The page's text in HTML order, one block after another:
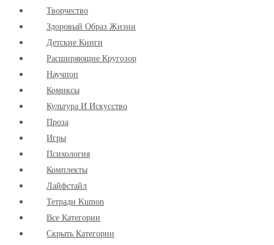
Творчество
Здоровый Образ Жизни
Детские Книги
Расширяющие Кругозор
Научпоп
Комиксы
Культура И Искусство
Проза
Игры
Психология
Комплекты
Лайфстайл
Тетради Kumon
Все Категории
Скрыть Категории